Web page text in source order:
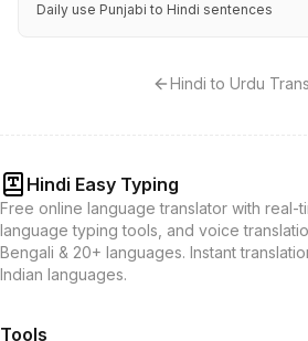
Daily use Punjabi to Hindi sentences
Hindi to Urdu
Hindi Easy Typing
Free online language translator with real-
language typing tools, and voice
Bengali & 20+ languages. Instant
Indian languages.
Tools